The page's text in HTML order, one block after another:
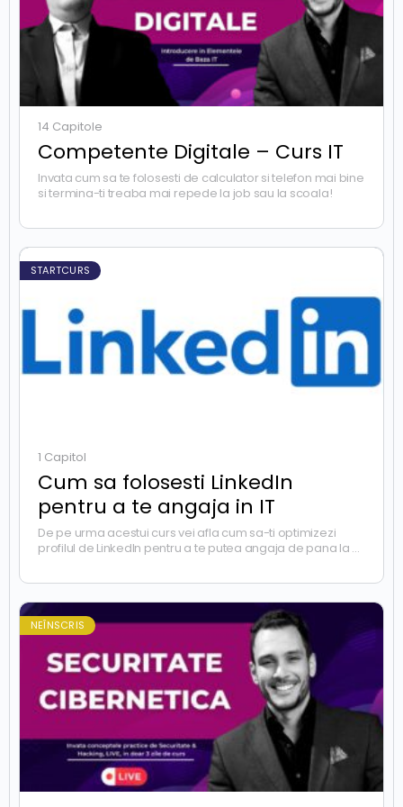
14 Capitole
Competente Digitale – Curs IT
Invata cum sa te folosesti de calculator si telefon mai bine
si termina-ti treaba mai repede la job sau la scoala!
STARTCURS
1 Capitol
Cum sa folosesti LinkedIn
pentru a te angaja in IT
De pe urma acestui curs vei afla cum sa-ti optimizezi
profilul de LinkedIn pentru a te putea angaja de pana la 5x
NEÎNSCRIS